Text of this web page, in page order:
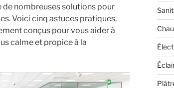
nombreuses solutions pour
Voici cinq astuces pratiques,
conçus pour vous aider à
calme et propice à la